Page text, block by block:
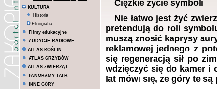
KULTURA
Historia
Etnografia
Filmy edukacyjne
AUDYCJE RADIOWE
ATLAS ROŚLIN
ATLAS GRZYBÓW
ATLAS ZWIERZĄT
PANORAMY TATR
INNE GÓRY
Ciężkie życie symboli
Nie łatwo jest żyć
pretendują do roli
muszą znosić kaprysy
reklamowej jednego z
się regeneracją sił po
wdzięczyć się do kamer i
lat mówi się, że góry te